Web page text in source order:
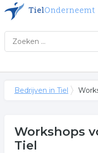
Bedrijven in Tiel
Workshops
Tiel